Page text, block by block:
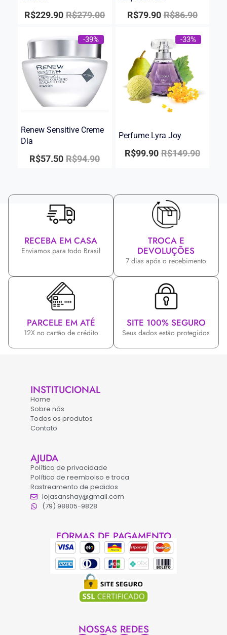
R$279.00
R$229.90 R$86.90
R$79.90
-39%
Renew Sensitive Creme
Dia
R$94.90
R$57.50
-33%
Perfume Lyra Joy
R$149.90
R$99.90
RECEBA EM CASA
Enviamos para todo Brasil
TROCA E
DEVOLUÇÕES
7 dias após o recebimento
PARCELE EM ATÉ
12X no cartão de crédito
SITE 100% SEGURO
Seus dados estão protegidos
INSTITUCIONAL
Home
Sobre nós
Todos os produtos
Contato
AJUDA
Política de privacidade
Política de reembolso e troca
Rastreamento de pedidos
lojasanshay@gmail.com
(79) 98805-9828
FORMAS DE PAGAMENTO
NOSSAS REDES